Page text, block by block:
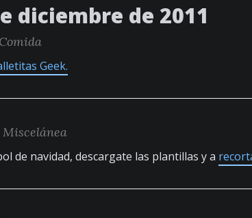
diciembre de 2011
Comida
Geek.
Miscelánea
de navidad, descargate las plantillas y a